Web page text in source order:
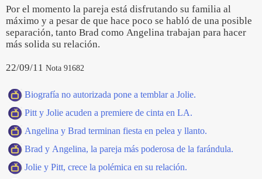
Por el momento la pareja está disfrutando su familia al
máximo y a pesar de que hace poco se habló de una posible
separación, tanto Brad como Angelina trabajan para hacer
más solida su relación.
22/09/11 Nota 91682
Biografía no autorizada pone a temblar a Jolie.
Pitt y Jolie acuden a premiere de cinta en LA.
Angelina y Brad terminan fiesta en pelea y llanto.
Brad y Angelina, la pareja más poderosa de la farándula.
Jolie y Pitt, crece la polémica en su relación.